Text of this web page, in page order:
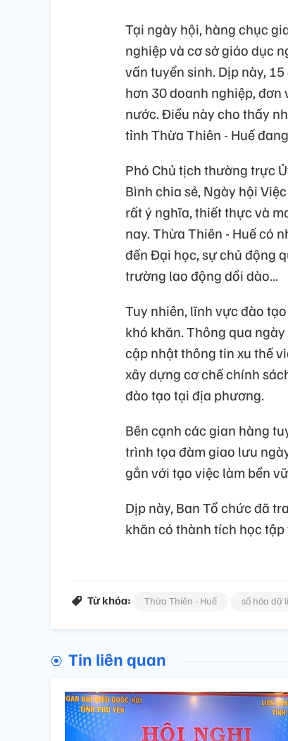
Tại ngày hội, hàng chục
nghiệp và cơ sở giáo dục
vấn tuyển sinh. Dịp này,
hơn 30 doanh nghiệp,
nước. Điều này cho thấy
tỉnh Thừa Thiên - Huế
Phó Chủ tịch thường trực
Bình chia sẻ, Ngày hội
rất ý nghĩa, thiết thực và
nay. Thừa Thiên - Huế có
đến Đại học, sự chủ động
trường lao động dồi dào…
Tuy nhiên, lĩnh vực đào
khó khăn. Thông qua
cập nhật thông tin xu thế
xây dựng cơ chế chính
đào tạo tại địa phương.
Bên cạnh các gian hàng
trình tọa đàm giao lưu
gắn với tạo việc làm bền
Dịp này, Ban Tổ chức đã
khăn có thành tích học
Từ khóa: Thừa Thiên - Huế số hóa dữ
Tin liên quan